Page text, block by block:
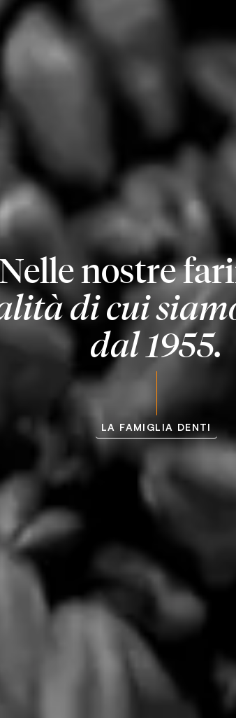
nostre
di cui
dal 1955.
LA FAMIGLIA DENTI